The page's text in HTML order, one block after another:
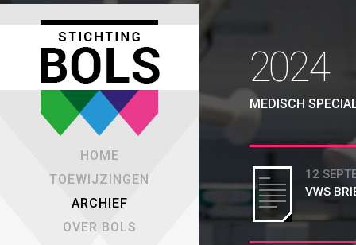
HOME
TOEWIJZINGEN
ARCHIEF
OVER BOLS
2024
MEDISCH
12
VWS